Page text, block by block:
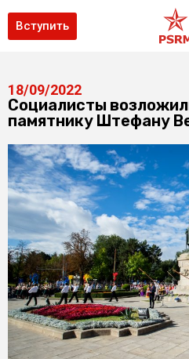
Вступить
18/09/2022
Социалисты
памятнику Штефану